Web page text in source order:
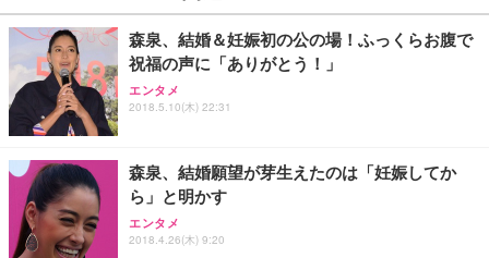
￥27,999
Sezlife オフィスチェア デスクチェア 疲れない テレ
ワーク チェア 強化バックレスト 30度ロッキング機
能 人間工学 椅子 腰サポート 90度跳ね上げ式アーム
務用 おしゃれ パソコンチェア (ブラック)
Sezlife オフィスチェア デスクチェア 疲れない テレ
ワーク チェア 強化バックレスト 30度ロッキング機
能 人間工学 椅子 腰サポート 90度跳ね上げ式アーム
￥109,572
【純正品】27"ゲーミングモニター DualSense 充電
フック付き（CFI-ZDM1J）
【整備済み品】Dell E2724HS 27インチ 液晶モニタ
ー フルHD（1920×1080）VA 非光沢 HDMI/DisplayP
ort/VGA スピーカー内蔵 高さ調整 スイベル VESA対
￥3,234
ネオ・ルーライフ ネオ・オムツ L 中型犬用 26枚入
り 単品
Smart Basic(スマートベーシック) 【Amazon.co.jp
限定】 Smart Basic アイリスオーヤマ ペットシーツ
超厚型 お徳用 ワイド 100枚入 (x 1) (ケース販売)
森泉、結婚＆妊娠初の公の場！ふっくらお腹で
祝福の声に「ありがとう！」
エンタメ
2018.5.10(木) 22:31
森泉、結婚願望が芽生えたのは「妊娠してか
ら」と明かす
エンタメ
2018.4.26(木) 9:20